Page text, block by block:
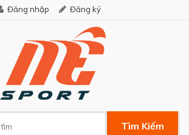
Đăng nhập Đăng ký
Tìm Kiếm